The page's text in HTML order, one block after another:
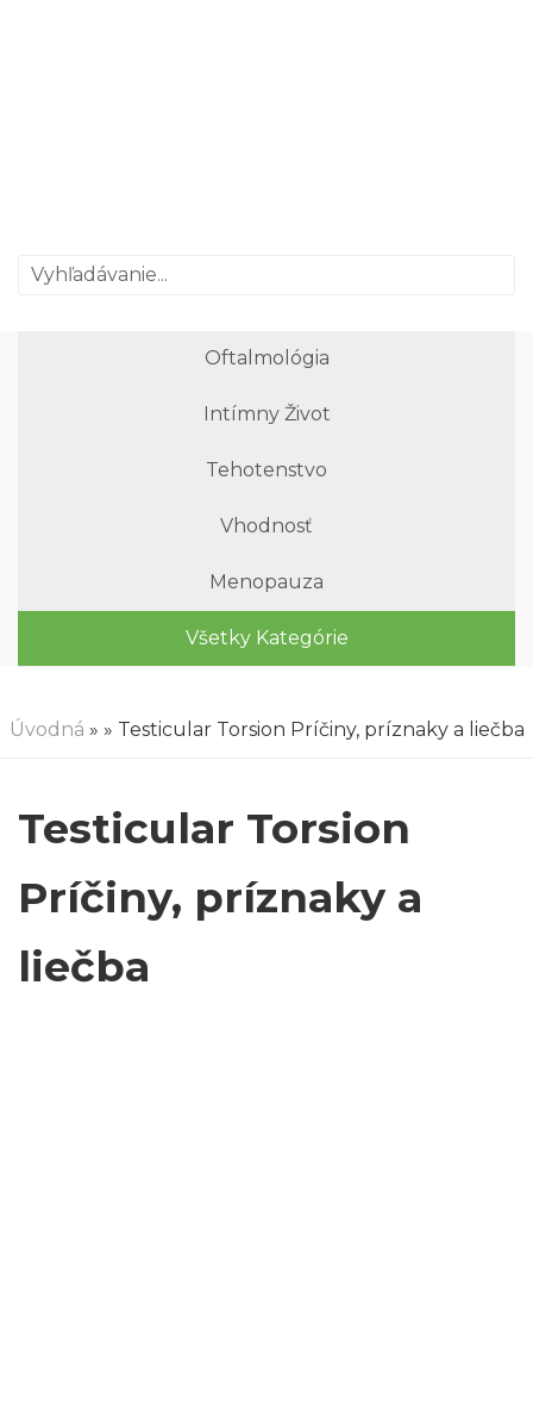
Oftalmológia
Intímny Život
Tehotenstvo
Vhodnosť
Menopauza
Všetky Kategórie
Úvodná » » Testicular Torsion Príčiny, príznaky a liečba
Testicular Torsion
Príčiny, príznaky a
liečba